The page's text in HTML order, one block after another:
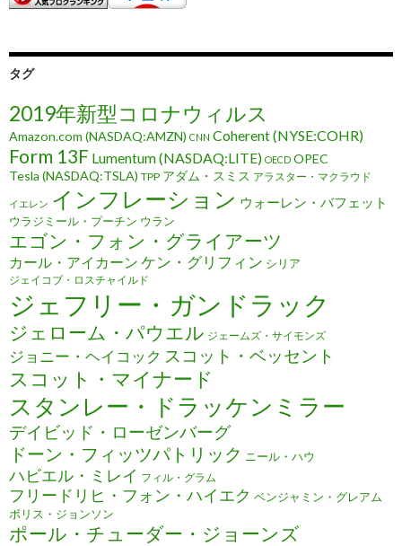
タグ
2019年新型コロナウィルス
Amazon.com (NASDAQ:AMZN) CNN Coherent (NYSE:COHR)
Form 13F Lumentum (NASDAQ:LITE) OECD OPEC
Tesla (NASDAQ:TSLA) TPP アダム・スミス アラスター・マクラウド
イエレン インフレーション ウォーレン・バフェット
ウラジミール・プーチン ウラン
エゴン・フォン・グライアーツ
カール・アイカーン ケン・グリフィン シリア
ジェイコブ・ロスチャイルド
ジェフリー・ガンドラック
ジェローム・パウエル ジェームズ・サイモンズ
ジョニー・ヘイコック スコット・ベッセント
スコット・マイナード
スタンレー・ドラッケンミラー
デイビッド・ローゼンバーグ
ドーン・フィッツパトリック ニール・ハウ
ハビエル・ミレイ フィル・グラム
フリードリヒ・フォン・ハイエク ベンジャミン・グレアム
ボリス・ジョンソン
ポール・チューダー・ジョーンズ